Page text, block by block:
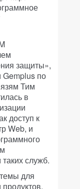
защиты»,
по
Тим
в
доступ к
Web, и
служб.
для